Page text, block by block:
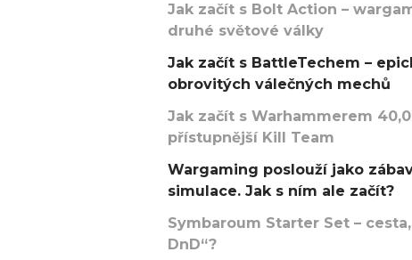
Jak začít s Bolt Action –
druhé světové války
Jak začít s BattleTechem –
obrovitých válečných mechů
Jak začít s Warhammerem
přístupnější Kill Team
Wargaming poslouží jako
simulace. Jak s ním ale začít?
Symbaroum Starter Set –
DnD“?